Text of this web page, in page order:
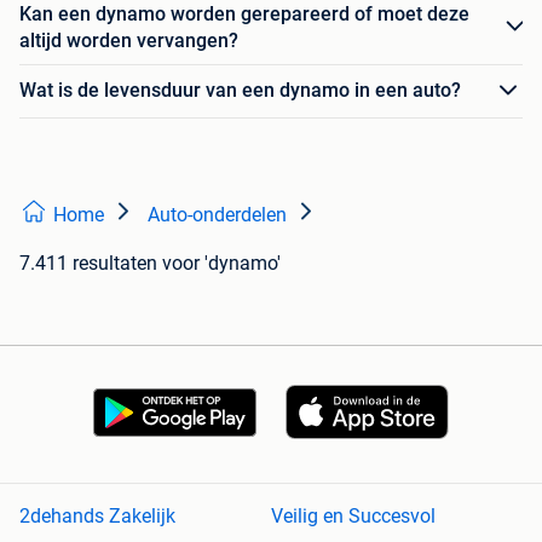
Kan een dynamo worden gerepareerd of moet deze
altijd worden vervangen?
Wat is de levensduur van een dynamo in een auto?
Home Auto-onderdelen
7.411 resultaten voor 'dynamo'
2dehands Zakelijk Veilig en Succesvol